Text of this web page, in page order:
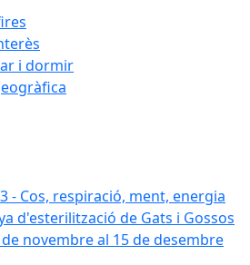
i dormir
- Cos, respiració, ment, energia
d'esterilització de Gats i Gossos
de novembre al 15 de desembre